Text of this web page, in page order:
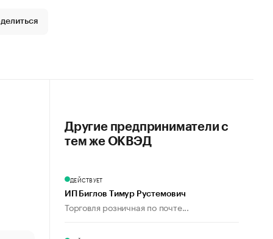
Другие предприниматели с
тем же ОКВЭД
ДЕЙСТВУЕТ
ИП Биглов Тимур Рустемович
Торговля розничная по почте...